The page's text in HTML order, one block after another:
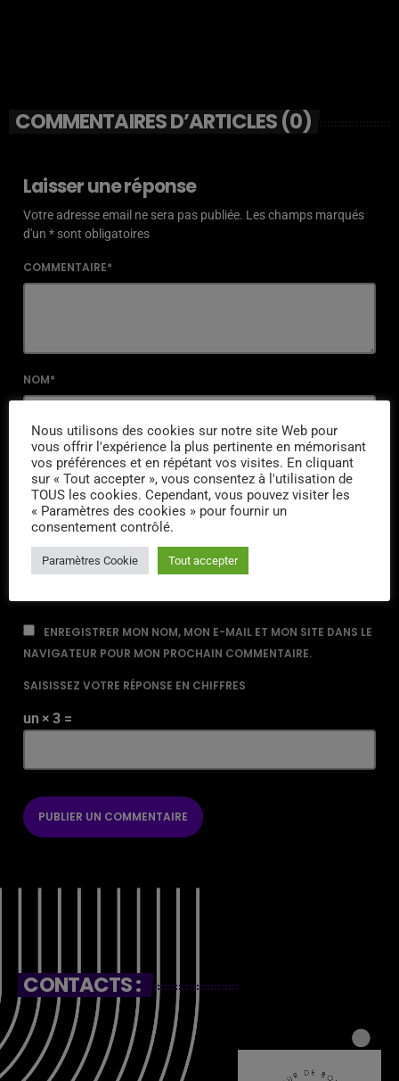
COMMENTAIRES D’ARTICLES (0)
Laisser une réponse
Votre adresse email ne sera pas publiée. Les champs marqués
d'un * sont obligatoires
COMMENTAIRE*
NOM*
EMAIL*
ENREGISTRER MON NOM, MON E-MAIL ET MON SITE DANS LE
NAVIGATEUR POUR MON PROCHAIN COMMENTAIRE.
SAISISSEZ VOTRE RÉPONSE EN CHIFFRES
un × 3 =
CONTACTS :
Nous utilisons des cookies sur notre site Web pour
vous offrir l'expérience la plus pertinente en mémorisant
vos préférences et en répétant vos visites. En cliquant
sur « Tout accepter », vous consentez à l'utilisation de
TOUS les cookies. Cependant, vous pouvez visiter les
« Paramètres des cookies » pour fournir un
consentement contrôlé.
Paramètres Cookie Tout accepter